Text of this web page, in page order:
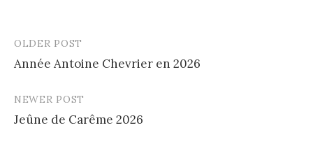
Post
navigation
OLDER POST
Année Antoine Chevrier en 2026
NEWER POST
Jeûne de Carême 2026